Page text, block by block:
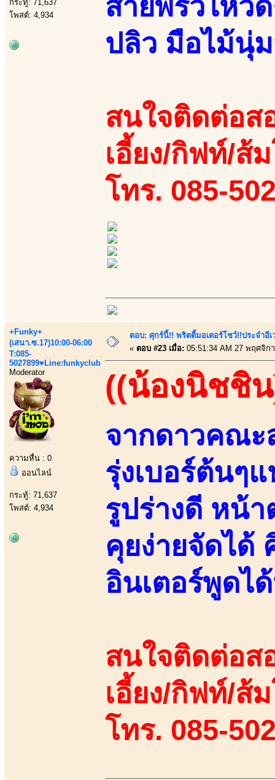
กระทู้: 71,637
โพสต์: 4,934
สายพริ้วไหว
ปลิว มือไม้นุ่
สนใจติดต่อส
เอี้ยง/กิฟท์/ส้
โทร. 085-
+Funky+
(เสนา.ซ.17)10:00-06:00
T:085-
5027899♥Line:funkyclub
Moderator
ความหื่น : 0
ออนไลน์
กระทู้: 71,637
โพสต์: 4,934
ตอบ: ศุกร์นี้!! พริตตี้มอเตอร์โชว์!!ประจำอี
« ตอบ #23 เมื่อ: 05:51:34 AM 27 พฤศจิก
((น้องนิชชิ
จากดาวคณ
รุ่งเบอร์ต้นๆ
รูปร่างดี หน้
คุยง่ายจัดได้
อินเตอร์พูดไ
สนใจติดต่อส
เอี้ยง/กิฟท์/ส้
โทร. 085-